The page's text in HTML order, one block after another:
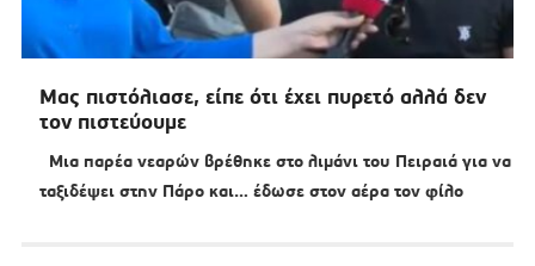
Μας πιστόλιασε, είπε ότι έχει πυρετό αλλά δεν
τον πιστεύουμε
Μια παρέα νεαρών βρέθηκε στο λιμάνι του Πειραιά για να
ταξιδέψει στην Πάρο και… έδωσε στον αέρα τον φίλο